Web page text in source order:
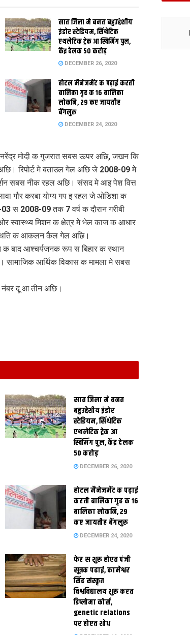
सात जिला मे बनत बहुउद्देशीय
इंडोर स्‍टेडि‍यम, सिंथेटिक
एथलेटिक ट्रेक आ स्विमिंग पुल,
केंद्र देलक 50 करोड़
DECEMBER 26, 2020
होटल मैनेजमेंट क पढ़ाई करती
बालिका गृह क 16 बालिका
लोकनि, 29 कए जायतीह
बेंगलुरु
DECEMBER 24, 2020
मोदी क गुजरात सबस ऊपर अछि, जखन कि
रिपोर्ट मे बताउल गेल अछि जे 2008-09 मे
सबस नीक रहल अछि। संसद मे आइ पेश वित्त
गौर करबा योग्य गप इ रहल जे ओडिशा क
स 2008-09 तक 7 वर्ष क दौरान गरीबी
आओर स्वास्थ्य मिशन क क्षेत्र मे भेल काज क आधार
क आकलन कैल गेल अछि।
क बाद आश्चर्यजनक रूप स बिहार क स्थान
सामाजिक आर्थिक विकास क मामला मे सबस
नंबर दू आ तीन अछि।
सात जिला मे बनत
बहुउद्देशीय इंडोर
स्‍टेडि‍यम, सिंथेटिक
एथलेटिक ट्रेक आ
स्विमिंग पुल, केंद्र देलक
50 करोड़
DECEMBER 26, 2020
होटल मैनेजमेंट क पढ़ाई
करती बालिका गृह क 16
बालिका लोकनि, 29
कए जायतीह बेंगलुरु
DECEMBER 24, 2020
फेर स शुरू होएत पंजी
सूत्रक पढाई, कामेश्वर
सिंह संस्कृत
विश्वविद्यालय शुरू करत
डिप्लोमा कोर्स,
genetic relations
पर होएत शोध